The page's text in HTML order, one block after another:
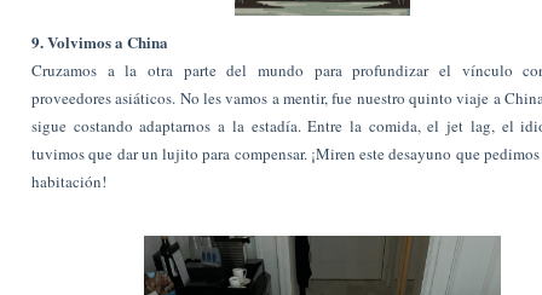
9. Volvimos a China
Cruzamos a la otra parte del mundo para profundizar el vínculo
proveedores asiáticos. No les vamos a mentir, fue nuestro quinto viaje a
sigue costando adaptarnos a la estadía. Entre la comida, el jet lag, el
tuvimos que dar un lujito para compensar. ¡Miren este desayuno que
habitación!